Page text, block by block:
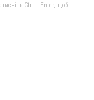
Ctrl + Enter, щоб